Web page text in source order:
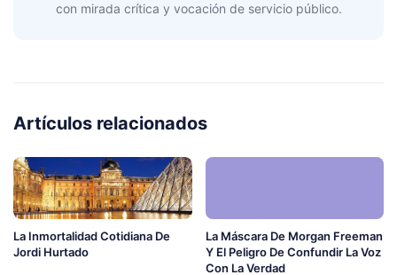
con mirada crítica y vocación de servicio público.
Artículos relacionados
La Inmortalidad Cotidiana De
Jordi Hurtado
La Máscara De Morgan Freeman
Y El Peligro De Confundir La Voz
Con La Verdad